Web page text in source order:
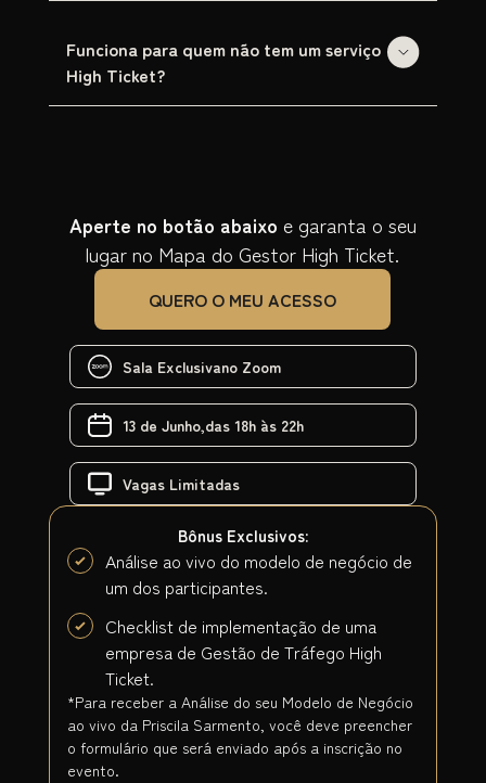
Funciona para quem não tem um serviço
High Ticket?
Aperte no botão abaixo e garanta o seu
lugar no Mapa do Gestor High Ticket.
QUERO O MEU ACESSO
Sala Exclusivano Zoom
13 de Junho,das 18h às 22h
Vagas Limitadas
Bônus Exclusivos:
Análise ao vivo do modelo de negócio de
um dos participantes.
Checklist de implementação de uma
empresa de Gestão de Tráfego High
Ticket.
*Para receber a Análise do seu Modelo de Negócio
ao vivo da Priscila Sarmento, você deve preencher
o formulário que será enviado após a inscrição no
evento.